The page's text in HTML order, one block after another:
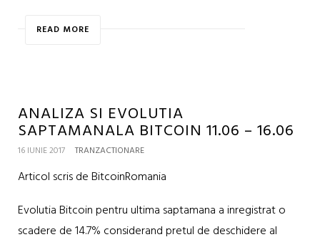
READ MORE
ANALIZA SI EVOLUTIA
SAPTAMANALA BITCOIN 11.06 – 16.06
16 IUNIE 2017 TRANZACTIONARE
Articol scris de BitcoinRomania
Evolutia Bitcoin pentru ultima saptamana a inregistrat o
scadere de 14.7% considerand pretul de deschidere al